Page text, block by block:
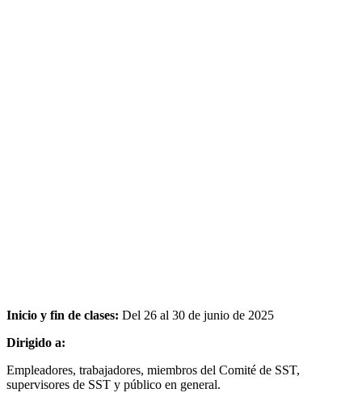
Inicio y fin de clases: Del 26 al 30 de junio de 2025
Dirigido a:
Empleadores, trabajadores, miembros del Comité de SST,
supervisores de SST y público en general.